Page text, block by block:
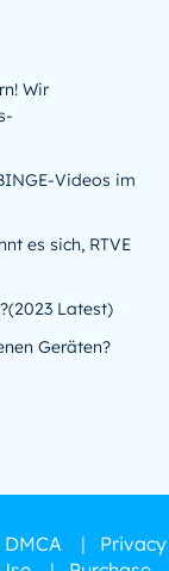
Wir
Videos im
es sich, RTVE
Latest)
Geräten?
DMCA |
Privacy